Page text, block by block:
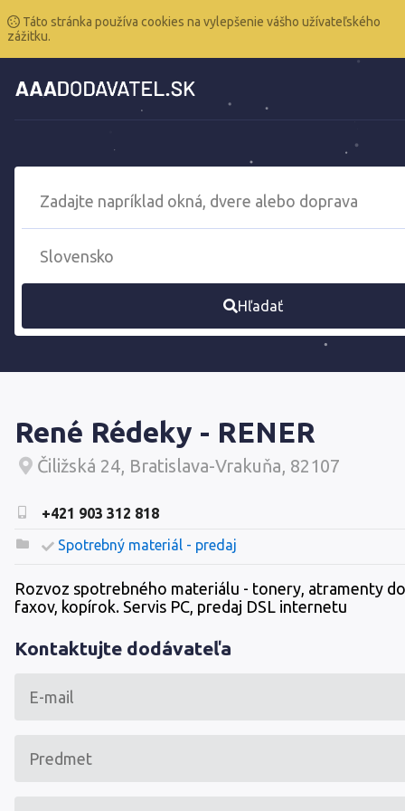
Táto stránka používa cookies na vylepšenie vášho užívateľského
zážitku.
Hľadať
René Rédeky - RENER
Čiližská 24, Bratislava-Vrakuňa, 82107
+421 903 312 818
Spotrebný materiál - predaj
Rozvoz spotrebného materiálu - tonery, atramenty
faxov, kopírok. Servis PC, predaj DSL internetu
Kontaktujte dodávateľa